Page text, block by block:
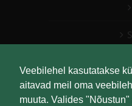
Veebilehel kasutatakse
aitavad meil oma
muuta. Valides